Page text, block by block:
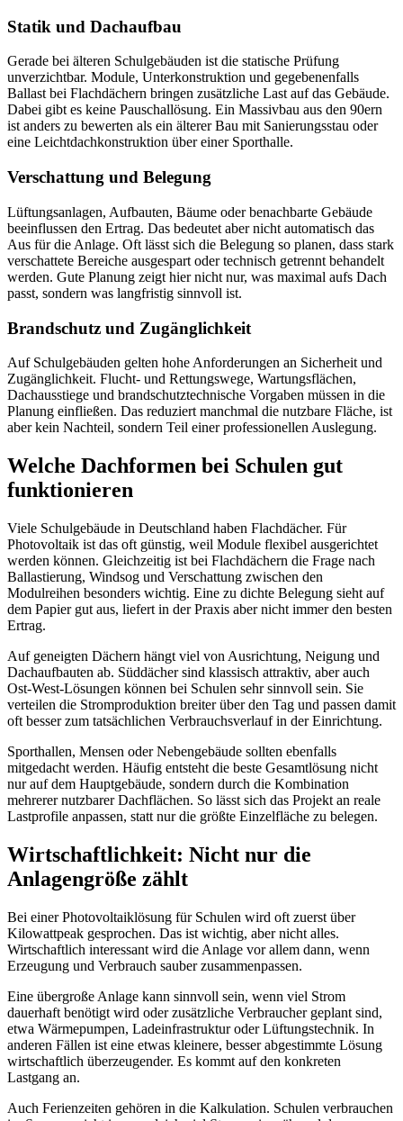
Statik und Dachaufbau
Gerade bei älteren Schulgebäuden ist die statische Prüfung
unverzichtbar. Module, Unterkonstruktion und gegebenenfalls
Ballast bei Flachdächern bringen zusätzliche Last auf das Gebäude.
Dabei gibt es keine Pauschallösung. Ein Massivbau aus den 90ern
ist anders zu bewerten als ein älterer Bau mit Sanierungsstau oder
eine Leichtdachkonstruktion über einer Sporthalle.
Verschattung und Belegung
Lüftungsanlagen, Aufbauten, Bäume oder benachbarte Gebäude
beeinflussen den Ertrag. Das bedeutet aber nicht automatisch das
Aus für die Anlage. Oft lässt sich die Belegung so planen, dass stark
verschattete Bereiche ausgespart oder technisch getrennt behandelt
werden. Gute Planung zeigt hier nicht nur, was maximal aufs Dach
passt, sondern was langfristig sinnvoll ist.
Brandschutz und Zugänglichkeit
Auf Schulgebäuden gelten hohe Anforderungen an Sicherheit und
Zugänglichkeit. Flucht- und Rettungswege, Wartungsflächen,
Dachausstiege und brandschutztechnische Vorgaben müssen in die
Planung einfließen. Das reduziert manchmal die nutzbare Fläche, ist
aber kein Nachteil, sondern Teil einer professionellen Auslegung.
Welche Dachformen bei Schulen gut
funktionieren
Viele Schulgebäude in Deutschland haben Flachdächer. Für
Photovoltaik ist das oft günstig, weil Module flexibel ausgerichtet
werden können. Gleichzeitig ist bei Flachdächern die Frage nach
Ballastierung, Windsog und Verschattung zwischen den
Modulreihen besonders wichtig. Eine zu dichte Belegung sieht auf
dem Papier gut aus, liefert in der Praxis aber nicht immer den besten
Ertrag.
Auf geneigten Dächern hängt viel von Ausrichtung, Neigung und
Dachaufbauten ab. Süddächer sind klassisch attraktiv, aber auch
Ost-West-Lösungen können bei Schulen sehr sinnvoll sein. Sie
verteilen die Stromproduktion breiter über den Tag und passen damit
oft besser zum tatsächlichen Verbrauchsverlauf in der Einrichtung.
Sporthallen, Mensen oder Nebengebäude sollten ebenfalls
mitgedacht werden. Häufig entsteht die beste Gesamtlösung nicht
nur auf dem Hauptgebäude, sondern durch die Kombination
mehrerer nutzbarer Dachflächen. So lässt sich das Projekt an reale
Lastprofile anpassen, statt nur die größte Einzelfläche zu belegen.
Wirtschaftlichkeit: Nicht nur die
Anlagengröße zählt
Bei einer Photovoltaiklösung für Schulen wird oft zuerst über
Kilowattpeak gesprochen. Das ist wichtig, aber nicht alles.
Wirtschaftlich interessant wird die Anlage vor allem dann, wenn
Erzeugung und Verbrauch sauber zusammenpassen.
Eine übergroße Anlage kann sinnvoll sein, wenn viel Strom
dauerhaft benötigt wird oder zusätzliche Verbraucher geplant sind,
etwa Wärmepumpen, Ladeinfrastruktur oder Lüftungstechnik. In
anderen Fällen ist eine etwas kleinere, besser abgestimmte Lösung
wirtschaftlich überzeugender. Es kommt auf den konkreten
Lastgang an.
Auch Ferienzeiten gehören in die Kalkulation. Schulen verbrauchen